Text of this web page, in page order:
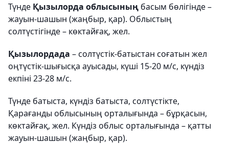
Түнде Қызылорда облысының басым бөлігінде –
жауын-шашын (жаңбыр, қар). Облыстың
солтүстігінде – көктайғақ, жел.
Қызылордада – солтүстік-батыстан соғатын жел
оңтүстік-шығысқа ауысады, күші 15-20 м/с, күндіз
екпіні 23-28 м/с.
Түнде батыста, күндіз батыста, солтүстікте,
Қарағанды ​​облысының орталығында – бұрқасын,
көктайғақ, жел. Күндіз облыс орталығында – қатты
жауын-шашын (жаңбыр, қар).